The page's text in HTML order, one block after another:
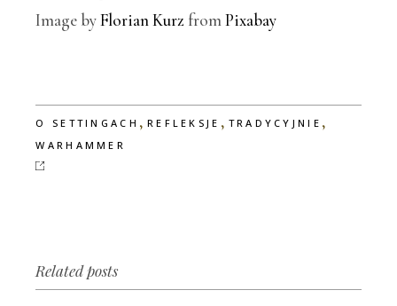
Image byFlorian Kurz fromPixabay
O SETTINGACH , REFLEKSJE , TRADYCYJNIE ,
WARHAMMER
Related posts